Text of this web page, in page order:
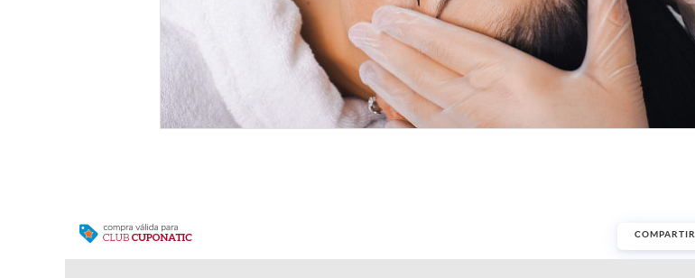
COMPARTIR